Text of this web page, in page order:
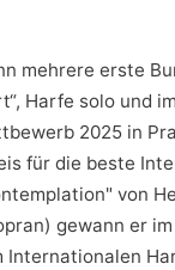
mehrere erste
Harfe solo und
2025 in
für die beste
von
gewann er
Internationalen